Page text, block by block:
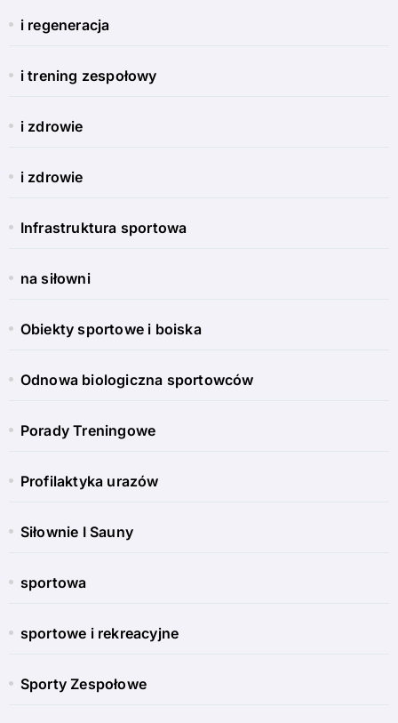
i regeneracja
i trening zespołowy
i zdrowie
i zdrowie
Infrastruktura sportowa
na siłowni
Obiekty sportowe i boiska
Odnowa biologiczna sportowców
Porady Treningowe
Profilaktyka urazów
Siłownie I Sauny
sportowa
sportowe i rekreacyjne
Sporty Zespołowe